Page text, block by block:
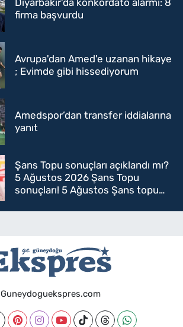
firma başvurdu
Avrupa'dan Amed'e uzanan hikaye
; Evimde gibi hissediyorum
Amedspor’dan transfer iddialarına
yanıt
Şans Topu sonuçları açıklandı mı?
5 Ağustos 2026 Şans Topu
sonuçları! 5 Ağustos Şans topu
Guneydoguekspres.com